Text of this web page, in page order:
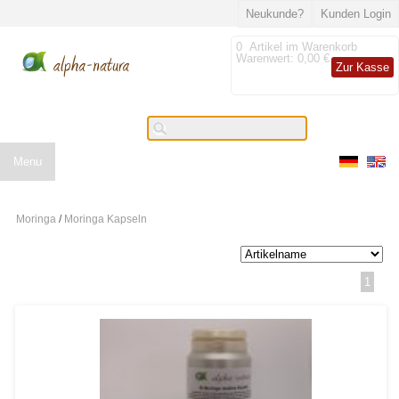
Kunden Login
Neukunde?
0 Artikel im Warenkorb
Warenwert: 0,00 €
Zur Kasse
Menu
Moringa / Moringa Kapseln
1